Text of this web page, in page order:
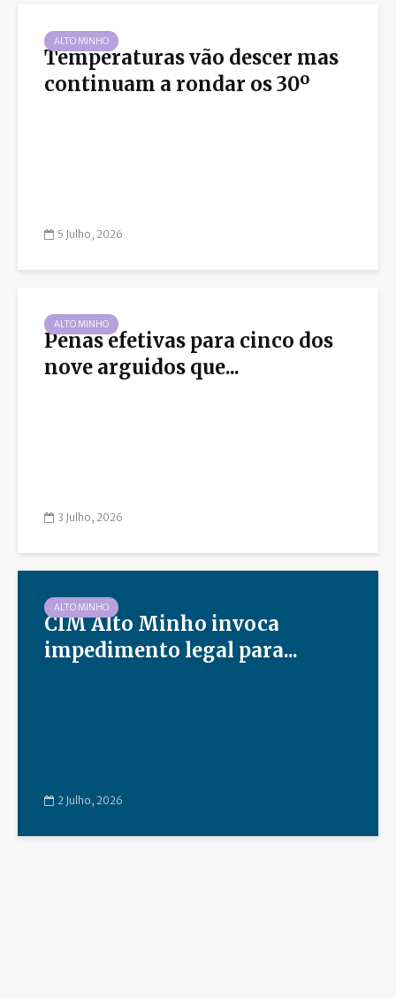
ALTO MINHO
Temperaturas vão descer mas
continuam a rondar os 30º
5 Julho, 2026
ALTO MINHO
Penas efetivas para cinco dos
nove arguidos que...
3 Julho, 2026
ALTO MINHO
CIM Alto Minho invoca
impedimento legal para...
2 Julho, 2026